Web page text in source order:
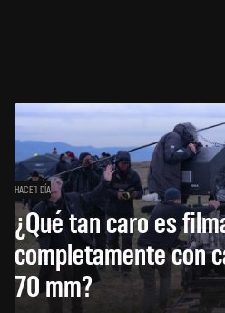
HACE 1 DÍA
¿Qué tan caro es
completamente con
70 mm?